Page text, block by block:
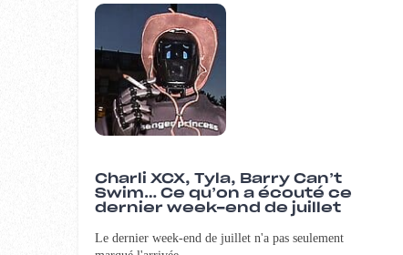
Charli XCX, Tyla, Barry Can’t
Swim… Ce qu’on a écouté ce
dernier week-end de juillet
Le dernier week-end de juillet n'a pas seulement